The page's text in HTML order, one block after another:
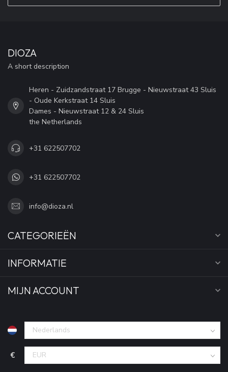
DIOZA
A short description
Heren - Zuidzandstraat 17 Brugge - Nieuwstraat 43 Sluis
- Oude Kerkstraat 14 Sluis
Dames - Nieuwstraat 12 & 24 Sluis
the Netherlands
+31 622507702
+31 622507702
info@dioza.nl
CATEGORIEËN
INFORMATIE
MIJN ACCOUNT
€